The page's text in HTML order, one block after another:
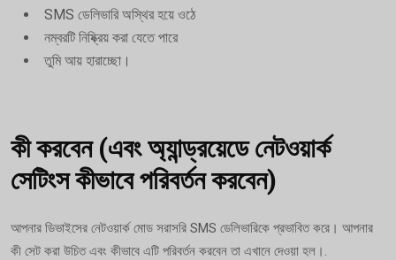
SMS ডেলিভারি অস্থির হয়ে ওঠে
নম্বরটি নিষ্ক্রিয় করা যেতে পারে
তুমি আয় হারাচ্ছো।
কী করবেন (এবং অ্যান্ড্রয়েডে নেটওয়ার্ক
সেটিংস কীভাবে পরিবর্তন করবেন)
আপনার ডিভাইসের নেটওয়ার্ক মোড সরাসরি SMS ডেলিভারিকে প্রভাবিত করে। আপনার
কী সেট করা উচিত এবং কীভাবে এটি পরিবর্তন করবেন তা এখানে দেওয়া হল।.